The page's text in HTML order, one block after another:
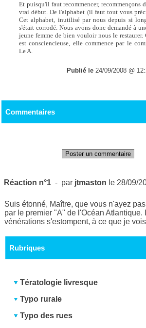
Et puisqu'il faut recommencer, recommençons
vrai début. De l'alphabet (il faut tout vous
Cet alphabet, inutilisé par nous depuis si
s'était corrodé. Nous avons donc demandé à
jeune femme de bien vouloir nous le restaurer.
est consciencieuse, elle commence par le
Le A.
Publié le 24/09/2008 @
Commentaires
Poster un commentaire
Réaction n°1 - par jtmaston le 28/09/
Suis étonné, Maître, que vous n'ayez
par le premier "A" de l'Océan Atlantique.
vénérations s'estompent, à ce que je
Rubriques
Tératologie livresque
Typo rurale
Typo des rues